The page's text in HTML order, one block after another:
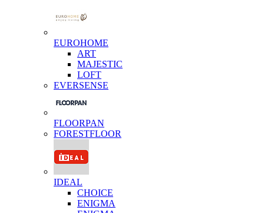
EUROHOME
ART
MAJESTIC
LOFT
EVERSENSE
FLOORPAN
FORESTFLOOR
IDEAL
CHOICE
ENIGMA